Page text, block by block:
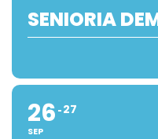
SENIORIA
26
SEP
27